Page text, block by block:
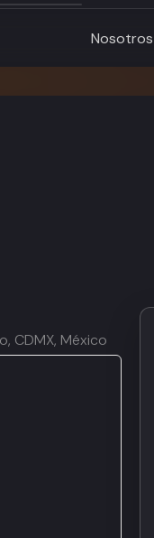
Nosotros
CDMX, México